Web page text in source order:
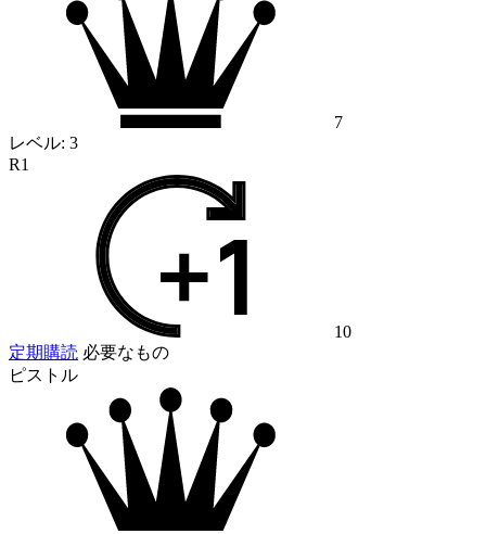
7
レベル: 3
R1
10
定期購読 必要なもの
ピストル